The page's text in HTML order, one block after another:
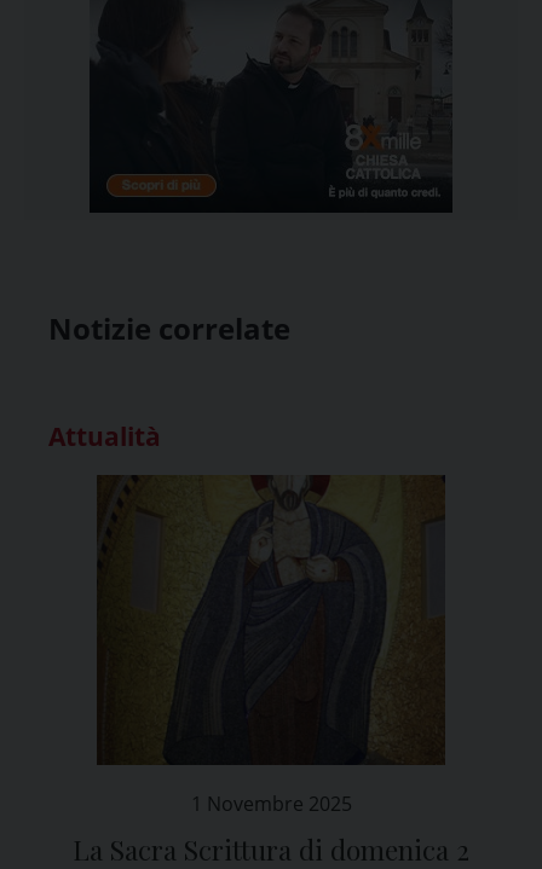
Notizie correlate
Attualità
1 Novembre 2025
La Sacra Scrittura di domenica 2